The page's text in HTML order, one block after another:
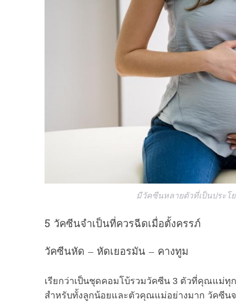
มีวัคซีนหลายตัวที่เป็นประโ
5 วัคซีนจำเป็นที่ควรฉีดเมื่อตั้งครรภ์
วัคซีนหัด – หัดเยอรมัน – คางทูม
เรียกว่าเป็นชุดคอมโบ้รวมวัคซีน 3 ตัวที่คุณแม่ทุ
สำหรับทั้งลูกน้อยและตัวคุณแม่อย่างมาก วัคซีน
e
f